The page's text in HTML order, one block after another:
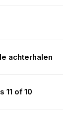
achterhalen
11 of 10